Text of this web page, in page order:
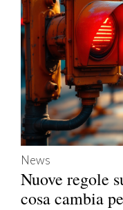
News
Nuove regole
cosa cambia